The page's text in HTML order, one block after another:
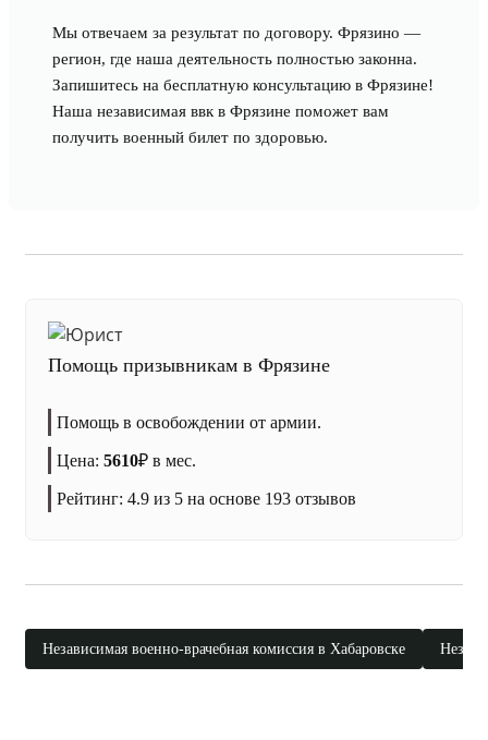
Мы отвечаем за результат по договору. Фрязино —
регион, где наша деятельность полностью законна.
Запишитесь на бесплатную консультацию в Фрязине!
Наша независимая ввк в Фрязине поможет вам
получить военный билет по здоровью.
Помощь призывникам в Фрязине
Помощь в освобождении от армии.
Цена: 5610₽ в мес.
Рейтинг: 4.9 из 5 на основе 193 отзывов
Независимая военно-врачебная комиссия в Хабаровске